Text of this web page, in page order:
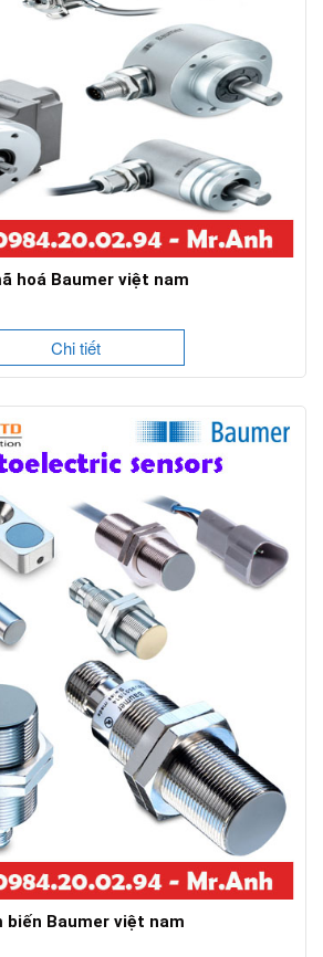
hoá Baumer việt nam
Chi tiết
biến Baumer việt nam